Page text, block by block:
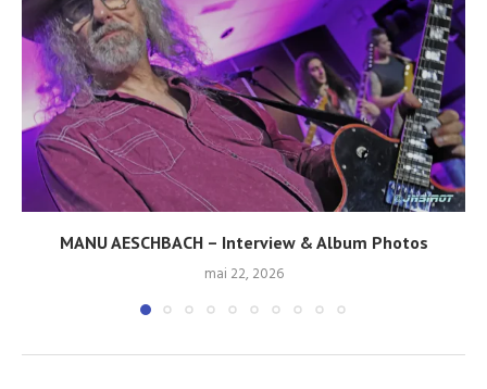
MANU AESCHBACH – Interview & Album Photos
mai 22, 2026